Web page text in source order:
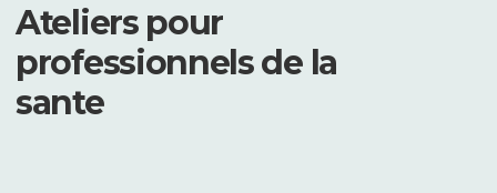
Ateliers pour
professionnels de la
sante